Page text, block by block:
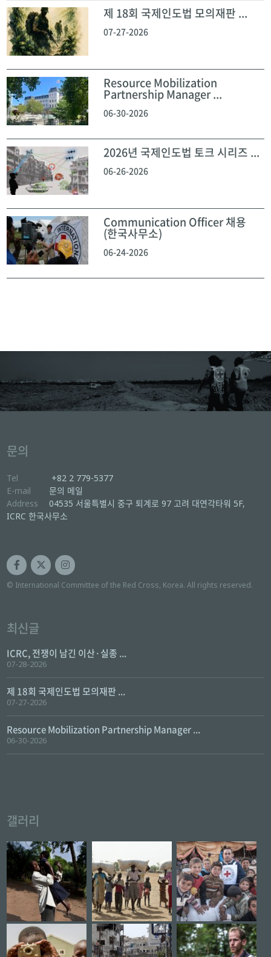
제 18회 국제인도법 모의재판 ...
07-27-2026
Resource Mobilization
Partnership Manager ...
06-30-2026
2026년 국제인도법 토크 시리즈 ...
06-26-2026
Communication Officer 채용
(한국사무소)
06-24-2026
문의
Tel
+82 2 779-5377
E-mail
문의 메일
Address
04535 서울특별시 중구 퇴계로 97 고려 대연각타워 5F,
ICRC 한국사무소
© International Committee of the Red Cross, Korea. All rights reserved.
최신글
ICRC, 전쟁이 남긴 이산·실종 ...
07-28-2026
제 18회 국제인도법 모의재판 ...
07-27-2026
Resource Mobilization Partnership Manager ...
06-30-2026
갤러리